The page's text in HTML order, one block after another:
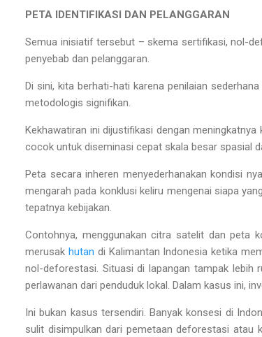
PETA IDENTIFIKASI DAN PELANGGARAN
Semua inisiatif tersebut – skema sertifikasi, nol-
penyebab dan pelanggaran.
Di sini, kita berhati-hati karena penilaian
metodologis signifikan.
Kekhawatiran ini dijustifikasi dengan
cocok untuk diseminasi cepat skala besar spasial
Peta secara inheren menyederhanakan kondisi
mengarah pada konklusi keliru mengenai siapa
tepatnya kebijakan.
Contohnya, menggunakan citra satelit dan peta
merusak hutan di Kalimantan Indonesia ketika
nol-deforestasi. Situasi di lapangan tampak lebih
perlawanan dari penduduk lokal. Dalam kasus ini,
Ini bukan kasus tersendiri. Banyak konsesi di
sulit disimpulkan dari pemetaan deforestasi atau